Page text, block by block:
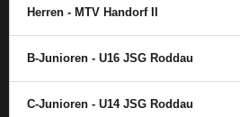
Herren - MTV Handorf II
B-Junioren - U16 JSG Roddau
C-Junioren - U14 JSG Roddau